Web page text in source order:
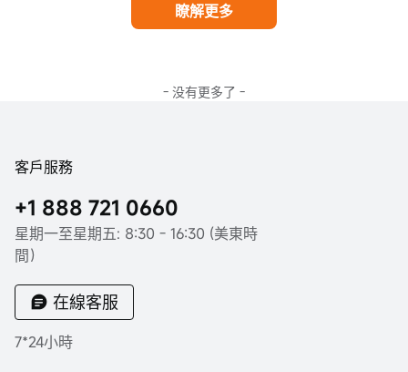
瞭解更多
- 没有更多了 -
客戶服務
+1 888 721 0660
星期一至星期五: 8:30 - 16:30 (美東時
間）
在線客服
7*24小時